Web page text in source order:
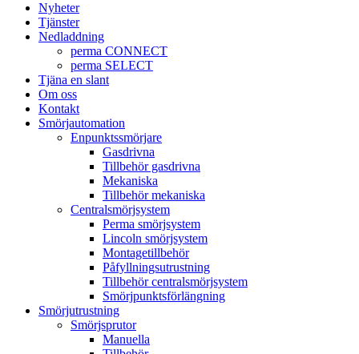
Nyheter
Tjänster
Nedladdning
perma CONNECT
perma SELECT
Tjäna en slant
Om oss
Kontakt
Smörjautomation
Enpunktssmörjare
Gasdrivna
Tillbehör gasdrivna
Mekaniska
Tillbehör mekaniska
Centralsmörjsystem
Perma smörjsystem
Lincoln smörjsystem
Montagetillbehör
Påfyllningsutrustning
Tillbehör centralsmörjsystem
Smörjpunktsförlängning
Smörjutrustning
Smörjsprutor
Manuella